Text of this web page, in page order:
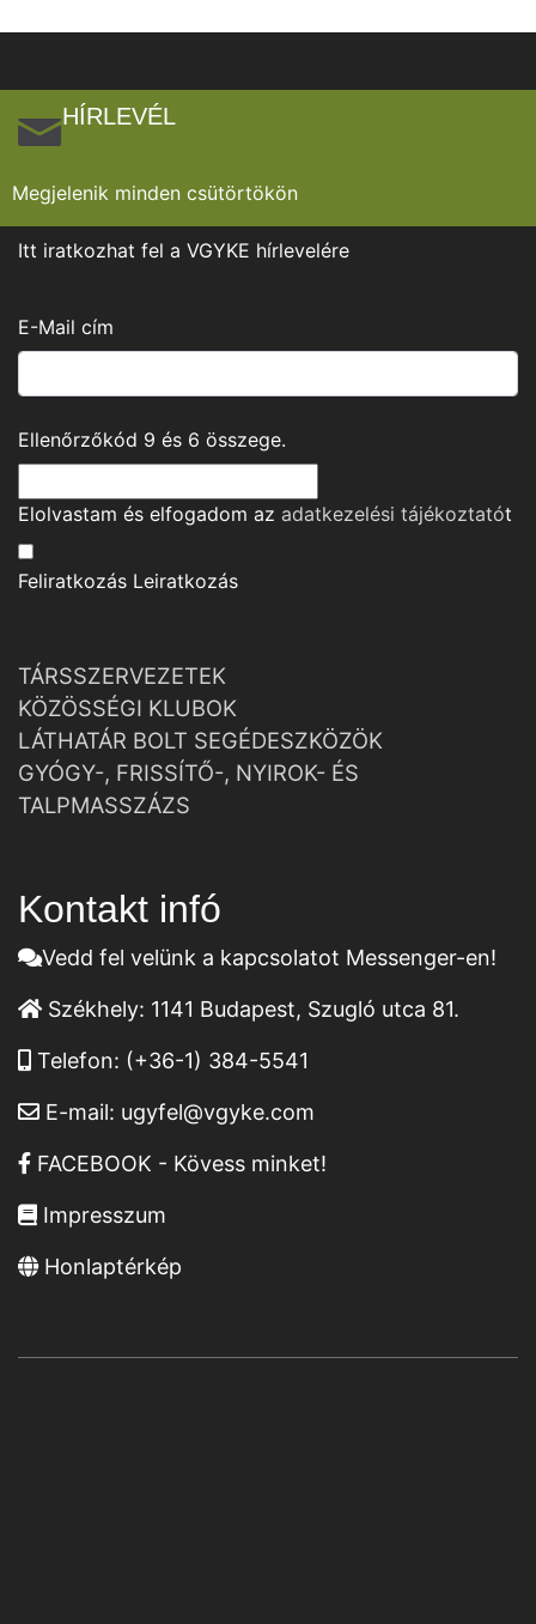
HÍRLEVÉL
Megjelenik minden csütörtökön
Itt iratkozhat fel a VGYKE hírlevelére
E-Mail cím
Ellenőrzőkód 9 és 6 összege.
Elolvastam és elfogadom az adatkezelési tájékoztatót
Feliratkozás Leiratkozás
TÁRSSZERVEZETEK
KÖZÖSSÉGI KLUBOK
LÁTHATÁR BOLT SEGÉDESZKÖZÖK
GYÓGY-, FRISSÍTŐ-, NYIROK- ÉS
TALPMASSZÁZS
Kontakt infó
Vedd fel velünk a kapcsolatot Messenger-en!
Székhely: 1141 Budapest, Szugló utca 81.
Telefon: (+36-1) 384-5541
E-mail: ugyfel@vgyke.com
FACEBOOK - Kövess minket!
Impresszum
Honlaptérkép